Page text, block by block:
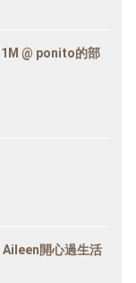
@ ponito的部
Aileen開心過生活